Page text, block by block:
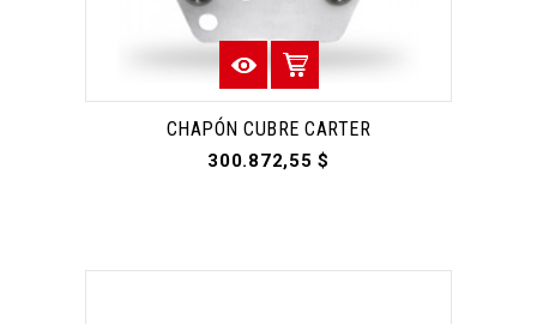
CHAPÓN CUBRE CARTER
300.872,55 $